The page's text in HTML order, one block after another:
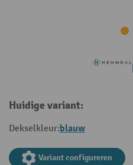
Huidige variant:
Dekselkleur:blauw
Variant configureren